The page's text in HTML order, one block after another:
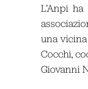
L’Anpi
una
Cocchi,
Giovanni